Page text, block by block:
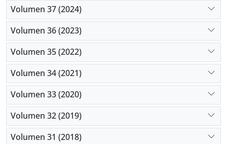
Volumen 37 (2024)
Volumen 36 (2023)
Volumen 35 (2022)
Volumen 34 (2021)
Volumen 33 (2020)
Volumen 32 (2019)
Volumen 31 (2018)